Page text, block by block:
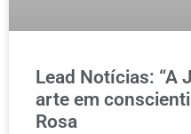
Lead Notícias: “A
arte em
Rosa